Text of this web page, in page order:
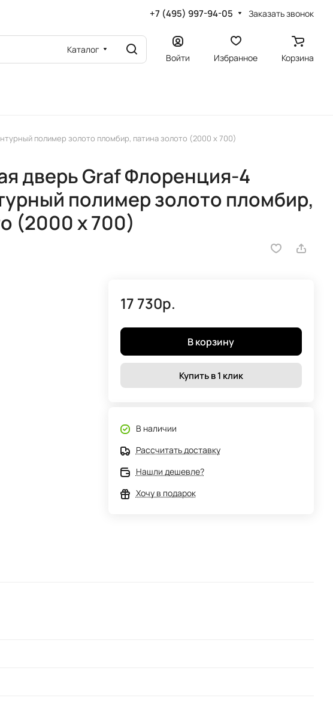
+7 (495) 997-94-05 Заказать звонок
Каталог
Войти Избранное Корзина
полимер золото пломбир, патина золото (2000 х 700)
дверь Graf Флоренция-4
полимер золото пломбир,
(2000 х 700)
17 730р.
В корзину
Купить в 1 клик
В наличии
Рассчитать доставку
Нашли дешевле?
Хочу в подарок